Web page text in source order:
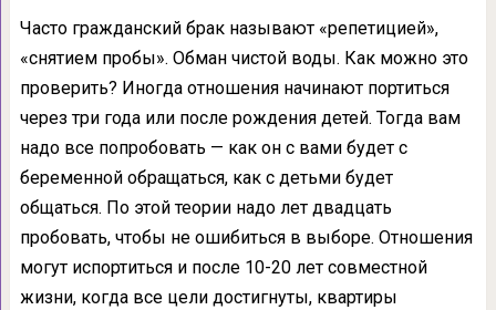
Часто гражданский брак называют «репетицией»,
«снятием пробы». Обман чистой воды. Как можно это
проверить? Иногда отношения начинают портиться
через три года или после рождения детей. Тогда вам
надо все попробовать — как он с вами будет с
беременной обращаться, как с детьми будет
общаться. По этой теории надо лет двадцать
пробовать, чтобы не ошибиться в выборе. Отношения
могут испортиться и после 10-20 лет совместной
жизни, когда все цели достигнуты, квартиры